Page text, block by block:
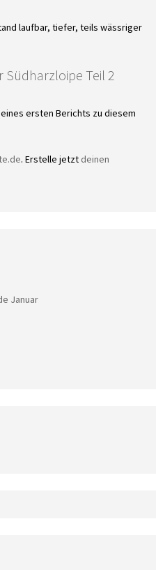
laufbar, tiefer, teils wässriger
Südharzloipe Teil 2
ersten Berichts zu diesem
. Erstelle jetzt deinen
Januar